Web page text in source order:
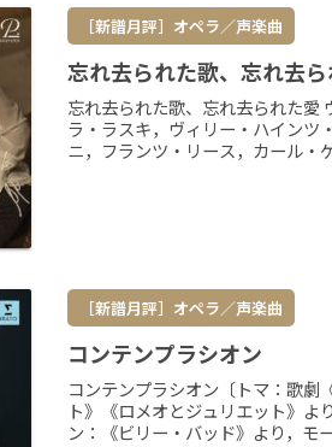
［新譜月評］オペラ／声楽曲
忘れ去られた歌、忘れ去
忘れ去られた歌、忘れ去られた愛
ラ・ラスキ，ヴィリー・ハインツ
ニ，フランツ・リース，カール・
［新譜月評］オペラ／声楽曲
コンテンプラシオン
コンテンプラシオン〔トマ：歌劇
ト》《ロメオとジュリエット》よ
ン：《ビリー・バッド》より，モ